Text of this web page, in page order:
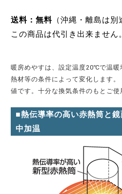
送料：無料 （沖縄・離島は別
この商品は代引き出来ません。
暖房めやすは、設定温度20℃で温暖
熱材等の条件によって変化します
値です。十分な換気条件のもとご使
■熱伝導率の高い赤熱筒と
中加温